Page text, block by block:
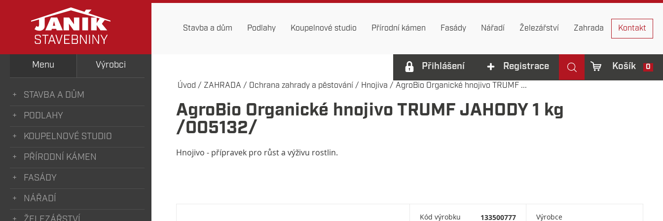
Stavba a dům Podlahy Koupelnové studio Přírodní kámen Fasády Nářadí Železářství Zahrada Kontakt
Přihlášení Registrace Košík 0
Menu Výrobci
STAVBA A DŮM
PODLAHY
KOUPELNOVÉ STUDIO
PŘÍRODNÍ KÁMEN
FASÁDY
NÁŘADÍ
Úvod / ZAHRADA / Ochrana zahrady a pěstování / Hnojiva / AgroBio Organické hnojivo TRUMF ...
AgroBio Organické hnojivo TRUMF JAHODY 1 kg
/005132/
Hnojivo - přípravek pro růst a výživu rostlin.
Kód výrobku 133500777 Výrobce